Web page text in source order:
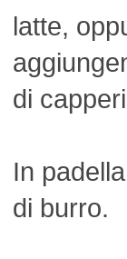
latte,
di
In
di burro.